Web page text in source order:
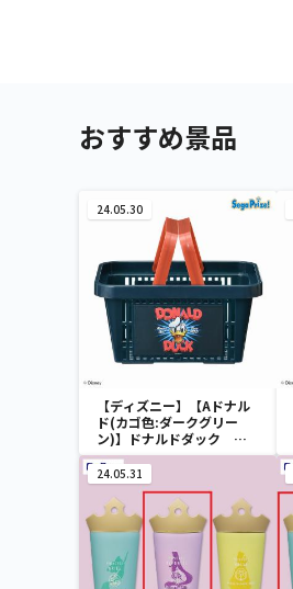
おすすめ景品
24.05.30
【ディズニー】【Aドナル
ド(カゴ色:ダークグリー
ン)】ドナルドダック ミ
ニメッシュカゴ
24.05.31